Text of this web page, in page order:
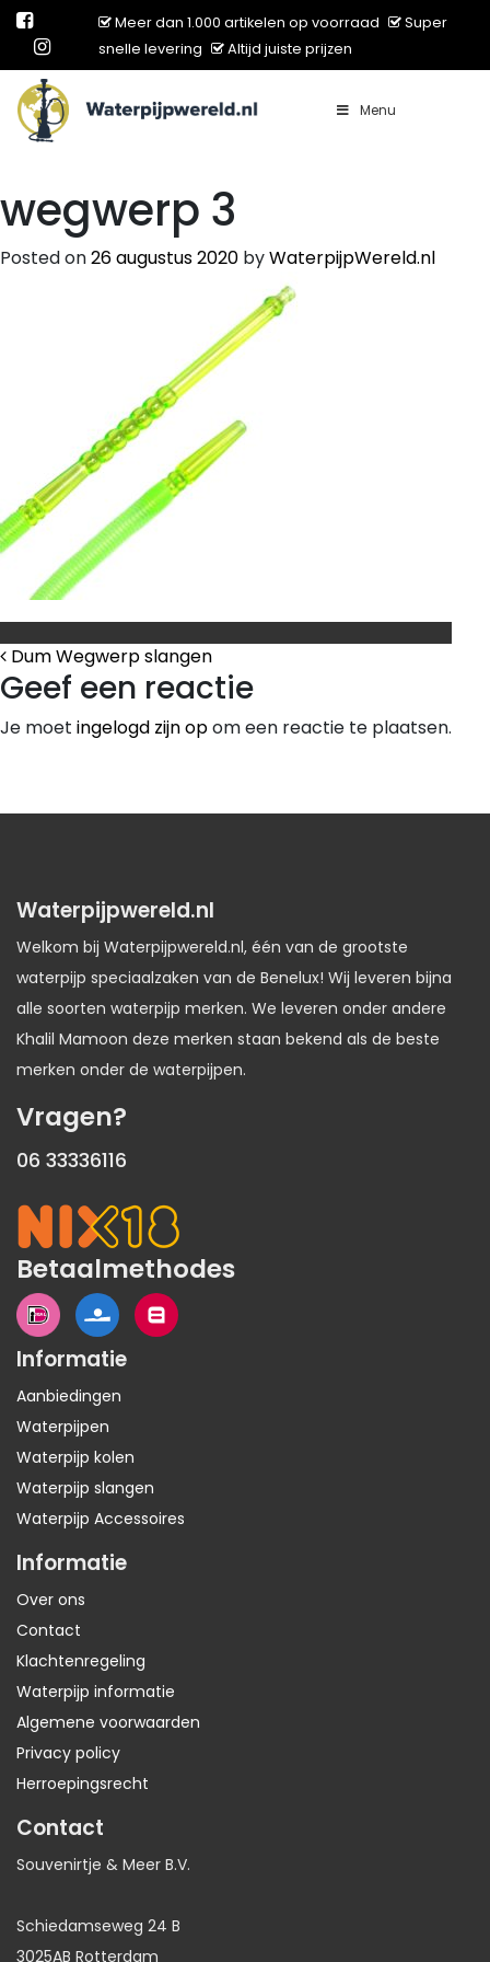
Meer dan 1.000 artikelen op voorraad
Super
snelle levering
Altijd juiste prijzen
Main Navigation Menu
wegwerp 3
Posted on26 augustus 2020 byWaterpijpWereld.nl
Bericht Navigatie
Dum Wegwerp slangen
Geef een reactie
Je moet ingelogd zijn opom een reactie te plaatsen.
Waterpijpwereld.nl
Welkom bij Waterpijpwereld.nl, één van de grootste
waterpijp speciaalzaken van de Benelux! Wij leveren bijna
alle soorten waterpijp merken. We leveren onder andere
Khalil Mamoon deze merken staan bekend als de beste
merken onder de waterpijpen.
Vragen?
06 33336116
Betaalmethodes
Informatie
Aanbiedingen
Waterpijpen
Waterpijp kolen
Waterpijp slangen
Waterpijp Accessoires
Informatie
Over ons
Contact
Klachtenregeling
Waterpijp informatie
Algemene voorwaarden
Privacy policy
Herroepingsrecht
Contact
Souvenirtje & Meer B.V.
Schiedamseweg 24 B
3025AB Rotterdam